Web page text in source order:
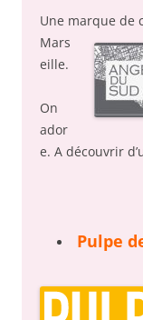
Une marque de
Mars
eille.
On
ador
e. A découvrir
Pulpe